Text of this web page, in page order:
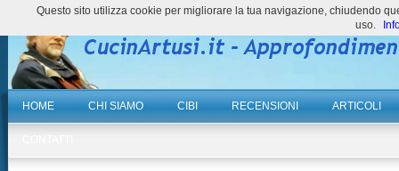
HOME CHI SIAMO CIBI RECENSIONI ARTICOLI
Questo sito utilizza cookie per migliorare la tua navigazione, chiudendo
uso.